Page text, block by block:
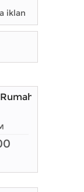
pada kotak-
iklan
Baru